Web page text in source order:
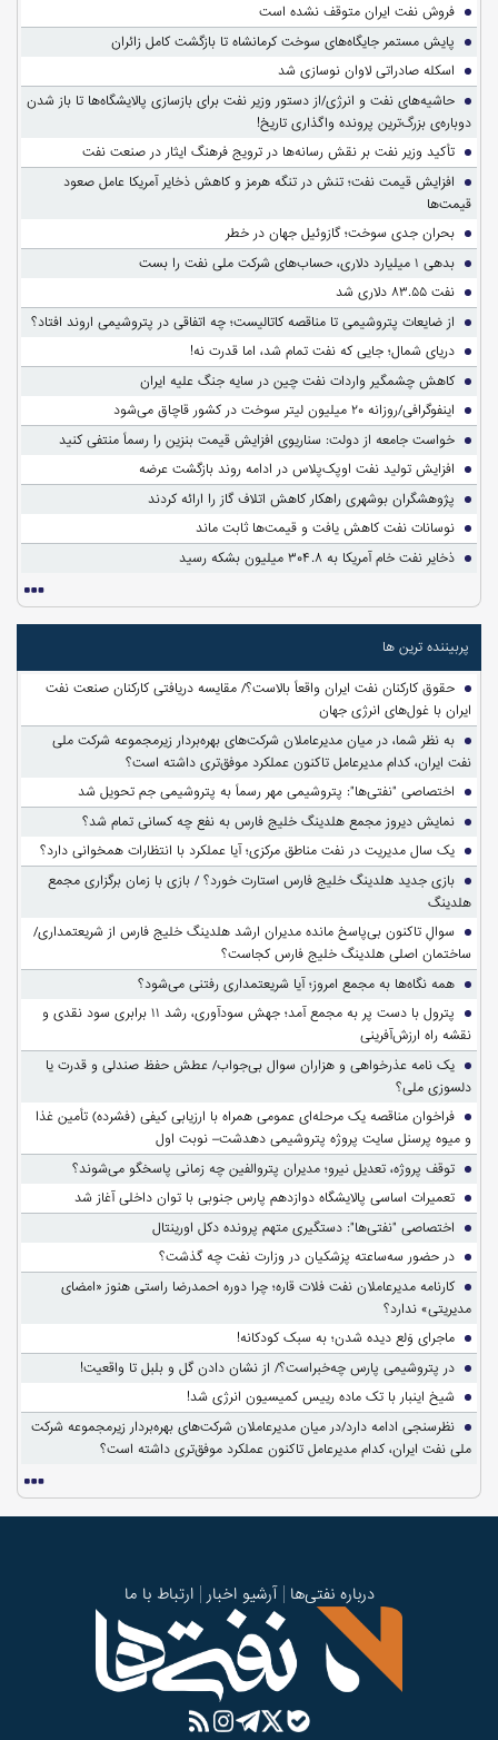
فروش نفت ایران متوقف نشده است
پایش مستمر جایگاه‌های سوخت کرمانشاه تا بازگشت کامل زائران
اسکله صادراتی لاوان نوسازی شد
حاشیه‌های نفت و انرژی/از دستور وزیر نفت برای بازسازی پالایشگاه‌ها تا باز شدن
دوباره‌ی بزرگ‌ترین پرونده واگذاری تاریخ!
تأکید وزیر نفت بر نقش رسانه‌ها در ترویج فرهنگ ایثار در صنعت نفت
افزایش قیمت نفت؛ تنش در تنگه هرمز و کاهش ذخایر آمریکا عامل صعود
قیمت‌ها
بحران جدی سوخت؛ گازوئیل جهان در خطر
بدهی ۱ میلیارد دلاری، حساب‌های شرکت ملی نفت را بست
نفت ۸۳.۵۵ دلاری شد
از ضایعات پتروشیمی تا مناقصه کاتالیست؛ چه اتفاقی در پتروشیمی اروند افتاد؟
دریای شمال؛ جایی که نفت تمام شد، اما قدرت نه!
کاهش چشمگیر واردات نفت چین در سایه جنگ علیه ایران
اینفوگرافی/روزانه ۲۰ میلیون لیتر سوخت در کشور قاچاق می‌شود
خواست جامعه از دولت: سناریوی افزایش قیمت بنزین را رسماً منتفی کنید
افزایش تولید نفت اوپک‌پلاس در ادامه روند بازگشت عرضه
پژوهشگران بوشهری راهکار کاهش اتلاف گاز را ارائه کردند
نوسانات نفت کاهش یافت و قیمت‌ها ثابت ماند
ذخایر نفت خام آمریکا به ۳۰۴.۸ میلیون بشکه رسید
پربیننده ترین ها
حقوق کارکنان نفت ایران واقعاً بالاست؟/ مقایسه دریافتی کارکنان صنعت نفت
ایران با غول‌های انرژی جهان
به نظر شما، در میان مدیرعاملان شرکت‌های بهره‌بردار زیرمجموعه شرکت ملی
نفت ایران، کدام مدیرعامل تاکنون عملکرد موفق‌تری داشته است؟
اختصاصی "نفتی‌ها": پتروشیمی مهر رسماً به پتروشیمی جم تحویل شد
نمایش دیروز مجمع هلدینگ خلیج فارس به نفع چه کسانی تمام شد؟
یک سال مدیریت در نفت مناطق مرکزی؛ آیا عملکرد با انتظارات همخوانی دارد؟
بازی جدید هلدینگ خلیج فارس استارت خورد؟ / بازی با زمان برگزاری مجمع
هلدینگ
سوالِ تاکنون بی‌پاسخ مانده مدیران ارشد هلدینگ خلیج فارس از شریعتمداری/
ساختمان اصلی هلدینگ خلیج فارس کجاست؟
همه نگاه‌ها به مجمع امروز؛ آیا شریعتمداری رفتنی می‌شود؟
پترول با دست پر به مجمع آمد؛ جهش سودآوری، رشد ۱۱ برابری سود نقدی و
نقشه راه ارزش‌آفرینی
یک نامه عذرخواهی و هزاران سوال بی‌جواب/ عطش حفظ صندلی و قدرت یا
دلسوزی ملی؟
فراخوان مناقصه یک مرحله‌ای عمومی همراه با ارزیابی کیفی (فشرده) تأمین غذا
و میوه پرسنل سایت پروژه پتروشیمی دهدشت– نوبت اول
توقف پروژه، تعدیل نیرو؛ مدیران پتروالفین چه زمانی پاسخگو می‌شوند؟
تعمیرات اساسی پالایشگاه دوازدهم پارس جنوبی با توان داخلی آغاز شد
اختصاصی "نفتی‌ها": دستگیری متهم پرونده دکل اورینتال
در حضور سه‌ساعته پزشکیان در وزارت نفت چه گذشت؟
کارنامه مدیرعاملان نفت فلات قاره؛ چرا دوره احمدرضا راستی هنوز «امضای
مدیریتی» ندارد؟
ماجرای وَلع دیده شدن؛ به سبک کودکانه!
در پتروشیمی پارس چه‌خبراست؟/ از نشان دادن گل و بلبل تا واقعیت!
شیخ اینبار با تک ماده رییس کمیسیون انرژی شد!
نظرسنجی ادامه دارد/در میان مدیرعاملان شرکت‌های بهره‌بردار زیرمجموعه شرکت
ملی نفت ایران، کدام مدیرعامل تاکنون عملکرد موفق‌تری داشته است؟
درباره نفتی‌ها آرشیو اخبار ارتباط با ما